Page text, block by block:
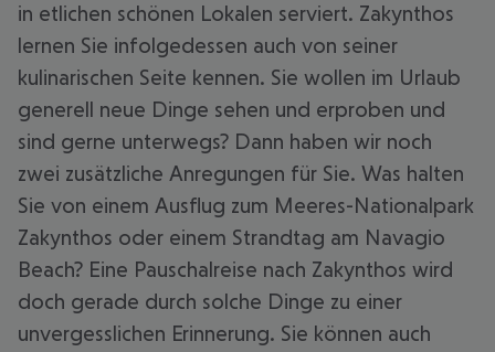
in etlichen schönen Lokalen serviert. Zakynthos
lernen Sie infolgedessen auch von seiner
kulinarischen Seite kennen. Sie wollen im Urlaub
generell neue Dinge sehen und erproben und
sind gerne unterwegs? Dann haben wir noch
zwei zusätzliche Anregungen für Sie. Was halten
Sie von einem Ausflug zum Meeres-Nationalpark
Zakynthos oder einem Strandtag am Navagio
Beach? Eine Pauschalreise nach Zakynthos wird
doch gerade durch solche Dinge zu einer
unvergesslichen Erinnerung. Sie können auch